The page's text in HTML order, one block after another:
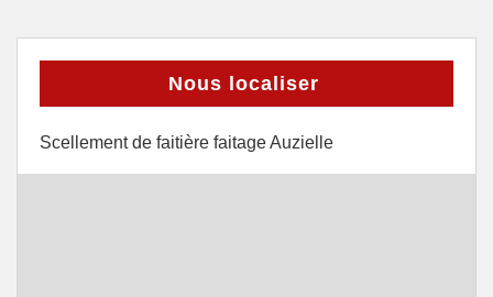
Nous localiser
Scellement de faitière faitage Auzielle